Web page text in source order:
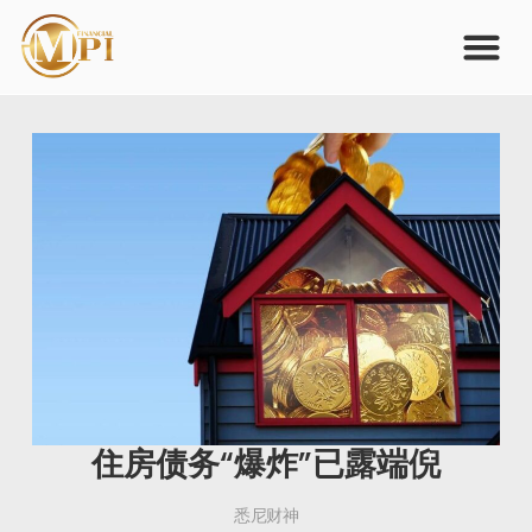
住房债务“爆炸”已露端倪
悉尼财神